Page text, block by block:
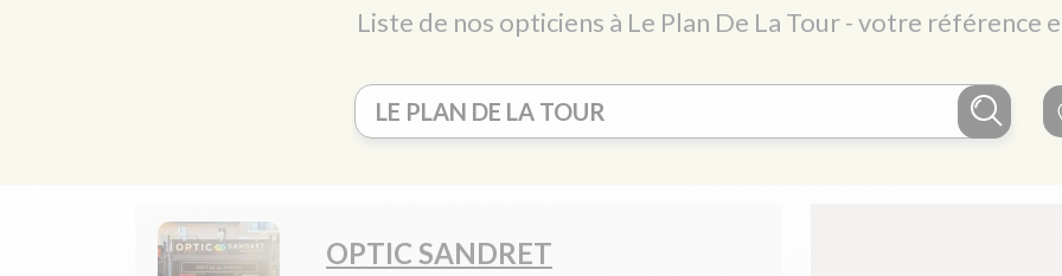
Liste de nos opticiens à Le Plan De La Tour - votre référence
OPTIC SANDRET